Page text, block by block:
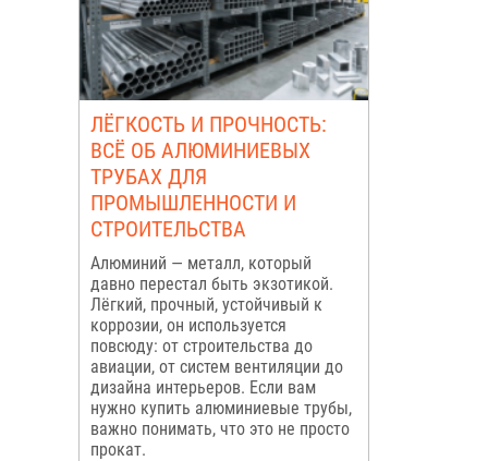
ЛЁГКОСТЬ И ПРОЧНОСТЬ:
ВСЁ ОБ АЛЮМИНИЕВЫХ
ТРУБАХ ДЛЯ
ПРОМЫШЛЕННОСТИ И
СТРОИТЕЛЬСТВА
Алюминий — металл, который
давно перестал быть экзотикой.
Лёгкий, прочный, устойчивый к
коррозии, он используется
повсюду: от строительства до
авиации, от систем вентиляции до
дизайна интерьеров. Если вам
нужно купить алюминиевые трубы,
важно понимать, что это не просто
прокат.